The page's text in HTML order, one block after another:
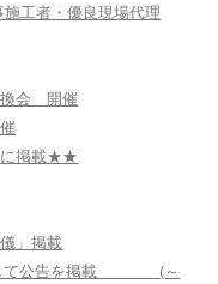
工者・優良現場代理
換会 開催
に掲載★★
」掲載
して公告を掲載 (～